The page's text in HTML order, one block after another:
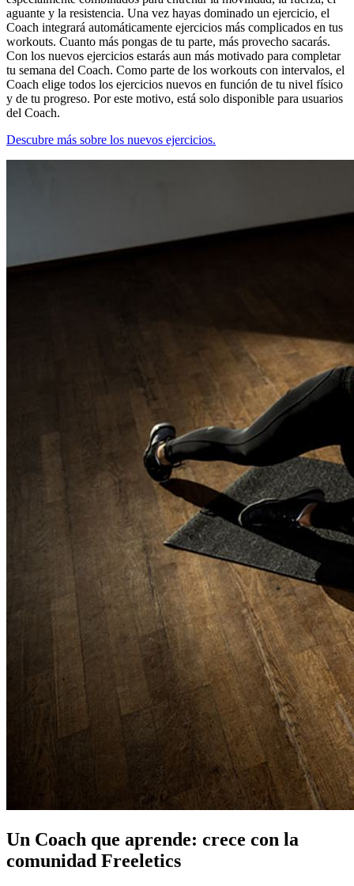
aguante y la resistencia. Una vez hayas dominado un ejercicio, el
Coach integrará automáticamente ejercicios más complicados en tus
workouts. Cuanto más pongas de tu parte, más provecho sacarás.
Con los nuevos ejercicios estarás aun más motivado para completar
tu semana del Coach. Como parte de los workouts con intervalos, el
Coach elige todos los ejercicios nuevos en función de tu nivel físico
y de tu progreso. Por este motivo, está solo disponible para usuarios
del Coach.
Descubre más sobre los nuevos ejercicios.
Un Coach que aprende: crece con la
comunidad Freeletics